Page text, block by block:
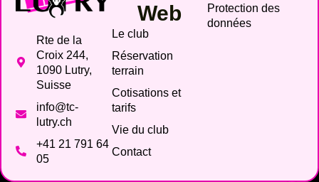
Rte de la
Croix 244,
1090 Lutry,
Suisse
info@tc-
lutry.ch
+41 21 791 64
05
Web
Le club
Réservation
terrain
Cotisations et
tarifs
Vie du club
Contact
Protection des
données